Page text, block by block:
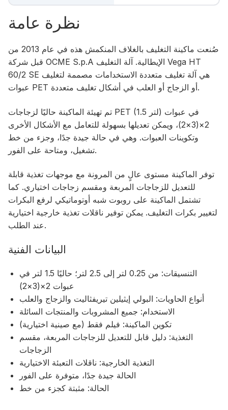
نظرة عامة
صُنعت ماكينة التغليف بالغلاف المنكمش هذه في عام 2013 من
قبل شركة OCME S.p.A الإيطالية. آلة التغليف Vega HT
60/2 SE هي آلة تغليف متعددة الاستخدامات مصممة لتغليف
عبوات PET أو الزجاج أو العلب في أشكال تغليف متعددة.
تم تهيئة الماكينة حاليًا لزجاجات PET (1.5 لتر) في عبوات
2×(3×2)، ويمكن تعديلها بسهولة للتعامل مع الأشكال الأخرى
وتكوينات العبوات. وهي في حالة جيدة جدًا، وجزء من خط
تشغيل، ومتاحة على الفور.
توفر الماكينة مستوى عالٍ من المرونة مع موجهات تغذية قابلة
للتعديل للزجاجات المربعة ومقسم زجاجات اختياري. كما
تشتمل الماكينة على روبوت شبه أوتوماتيكي لرفع البكرات
لتغيير بكرات التغليف. يمكن توفير ناقلات تغذية خارجية اختيارية
عند الطلب.
البيانات الفنية
التنسيقات: من 0.25 لتر إلى 2.5 لتر؛ حاليًا 1.5 لتر في
عبوات 2×(3×2)
أنواع الحاويات: البولي إيثيلين تيريفثاليت والزجاج والعلب
الاستخدام: جميع المشروبات والمنتجات السائلة
تكوين الماكينة: فيلم فقط (مع صينية اختيارية)
التغذية: دليل قابل للتعديل للزجاجات المربعة، مقسم
الزجاجات
التغذية الخارجية: ناقلات التعبئة الاختيارية
الحالة جيدة جدًا، متوفرة على الفور
الحالة: مثبتة كجزء من خط